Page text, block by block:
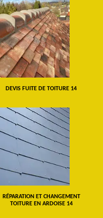
DEVIS FUITE DE TOITURE 14
RÉPARATION ET CHANGEMENT
TOITURE EN ARDOISE 14